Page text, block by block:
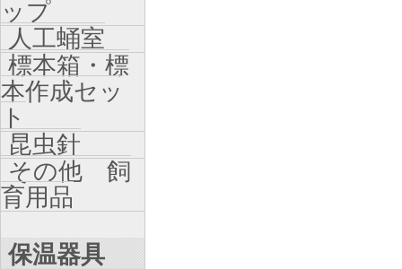
ップ
人工蛹室
標本箱・標
本作成セッ
ト
昆虫針
その他 飼
育用品
保温器具